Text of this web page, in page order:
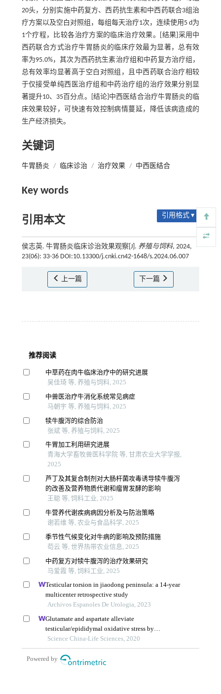
20头，分别实施中药复方、西药抗生素和中西药联合3组治
疗方案以及空白对照组，每组每天治疗1次，连续使用5 d为
1个疗程，比较各治疗方案的临床治疗效果。[结果]采用中
西药联合方式治疗牛胃肠炎的临床疗效最为显著，总有效
率为95.0%，其次为西药抗生素治疗组和中药复方治疗组，
总有效率均显著高于空白对照组，且中西药联合治疗相较
于仅接受单纯西医治疗组和中药治疗组的治疗效果分别显
著提升10、35百分点。[结论]中西医结合治疗牛胃肠炎的临
床效果较好，可快速有效控制病情蔓延，降低该病造成的
生产经济损失。
关键词
牛胃肠炎 / 临床诊治 / 治疗效果 / 中西医结合
Key words
引用本文 引用格式 ▾
侯志英. 牛胃肠炎临床诊治效果观察[J]. 养殖与饲料, 2024,
23(06): 33-36 DOI:10.13300/j.cnki.cn42-1648/s.2024.06.007
上一篇 下一篇